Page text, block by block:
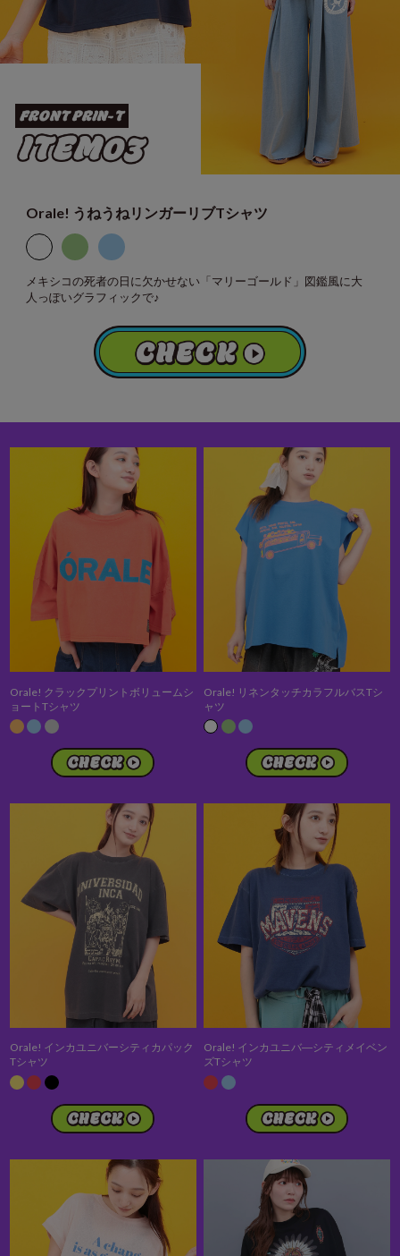
Orale! うねうねリンガーリブTシャツ
メキシコの死者の日に欠かせない「マリーゴールド」図鑑風に大
人っぽいグラフィックで♪
Orale! クラックプリントボリュームシ
ョートTシャツ
Orale! リネンタッチカラフルバスTシ
ャツ
Orale! インカユニバーシティカパック
Tシャツ
Orale! インカユニバ―シティメイベン
ズTシャツ